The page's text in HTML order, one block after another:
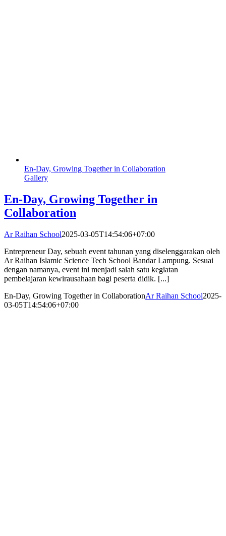
En-Day, Growing Together in Collaboration
Gallery
En-Day, Growing Together in
Collaboration
Ar Raihan School2025-03-05T14:54:06+07:00
Entrepreneur Day, sebuah event tahunan yang diselenggarakan oleh
Ar Raihan Islamic Science Tech School Bandar Lampung. Sesuai
dengan namanya, event ini menjadi salah satu kegiatan
pembelajaran kewirausahaan bagi peserta didik. [...]
En-Day, Growing Together in CollaborationAr Raihan School2025-
03-05T14:54:06+07:00